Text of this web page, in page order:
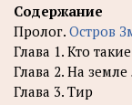
Содержание
Пролог. Остров
Глава 1. Кто
Глава 2. На
Глава 3. Тир